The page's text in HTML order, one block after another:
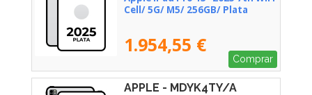
Cell/ 5G/ M5/ 256GB/ Plata
1.954,55 €
Comprar
APPLE - MDYK4TY/A